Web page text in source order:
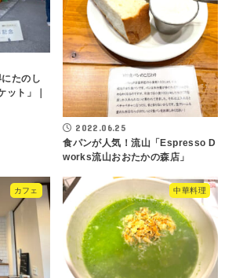
たのし
ット」｜
2022.06.25
食パンが人気！流山「Espresso D
works流山おおたかの森店」
カフェ 中華料理